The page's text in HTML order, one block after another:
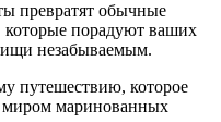
превратят обычные
порадуют ваших
незабываемым.
путешествию, которое
миром маринованных